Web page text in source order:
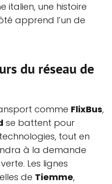
italien, une histoire
apprend l’un de
du réseau de
comme FlixBus,
se battent pour
tout en
à la demande
Les lignes
de Tiemme,